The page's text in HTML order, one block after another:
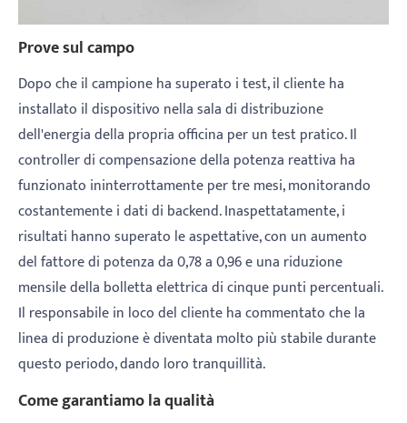
Prove sul campo
Dopo che il campione ha superato i test, il cliente ha
installato il dispositivo nella sala di distribuzione
dell'energia della propria officina per un test pratico. Il
controller di compensazione della potenza reattiva ha
funzionato ininterrottamente per tre mesi, monitorando
costantemente i dati di backend. Inaspettatamente, i
risultati hanno superato le aspettative, con un aumento
del fattore di potenza da 0,78 a 0,96 e una riduzione
mensile della bolletta elettrica di cinque punti percentuali.
Il responsabile in loco del cliente ha commentato che la
linea di produzione è diventata molto più stabile durante
questo periodo, dando loro tranquillità.
Come garantiamo la qualità